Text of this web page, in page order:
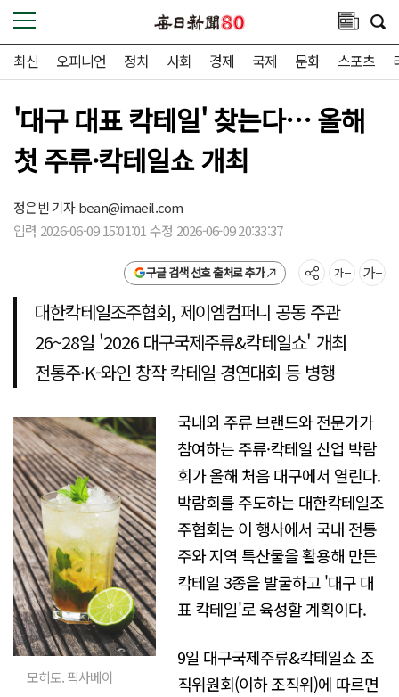
최신 오피니언 정치 사회 경제 국제 문화 스포츠
'대구 대표 칵테일' 찾는다… 올해
첫 주류·칵테일쇼 개최
정은빈 기자bean@imaeil.com
입력 2026-06-09 15:01:01 수정 2026-06-09 20:33:37
구글 검색 선호 출처로 추가
대한칵테일조주협회, 제이엠컴퍼니 공동 주관
26~28일 '2026 대구국제주류&칵테일쇼' 개최
전통주·K-와인 창작 칵테일 경연대회 등 병행
모히토. 픽사베이
국내외 주류 브랜드와 전문가가
참여하는 주류·칵테일 산업 박람
회가 올해 처음 대구에서 열린다.
박람회를 주도하는 대한칵테일조
주협회는 이 행사에서 국내 전통
주와 지역 특산물을 활용해 만든
칵테일 3종을 발굴하고 '대구 대
표 칵테일'로 육성할 계획이다.
9일 대구국제주류&칵테일쇼 조
직위원회(이하 조직위)에 따르면